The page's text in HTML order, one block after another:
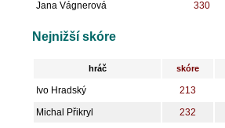
Jana Vágnerová
330
Nejnižší skóre
hráč skóre
Ivo Hradský
213
Michal Přikryl
232